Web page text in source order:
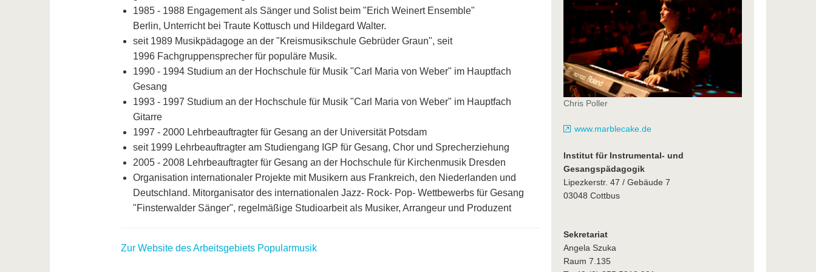
1985 - 1988 Engagement als Sänger und Solist beim "Erich Weinert Ensemble"
Berlin, Unterricht bei Traute Kottusch und Hildegard Walter.
seit 1989 Musikpädagoge an der "Kreismusikschule Gebrüder Graun", seit
1996 Fachgruppensprecher für populäre Musik.
1990 - 1994 Studium an der Hochschule für Musik "Carl Maria von Weber" im Hauptfach
Gesang
1993 - 1997 Studium an der Hochschule für Musik "Carl Maria von Weber" im Hauptfach
Gitarre
1997 - 2000 Lehrbeauftragter für Gesang an der Universität Potsdam
seit 1999 Lehrbeauftragter am Studiengang IGP für Gesang, Chor und Sprecherziehung
2005 - 2008 Lehrbeauftragter für Gesang an der Hochschule für Kirchenmusik Dresden
Organisation internationaler Projekte mit Musikern aus Frankreich, den Niederlanden und
Deutschland. Mitorganisator des internationalen Jazz- Rock- Pop- Wettbewerbs für Gesang
"Finsterwalder Sänger", regelmäßige Studioarbeit als Musiker, Arrangeur und Produzent
Zur Website des Arbeitsgebiets Popularmusik
Chris Poller
www.marblecake.de
Institut für Instrumental- und
Gesangspädagogik
Lipezkerstr. 47 / Gebäude 7
03048 Cottbus
Sekretariat
Angela Szuka
Raum 7.135